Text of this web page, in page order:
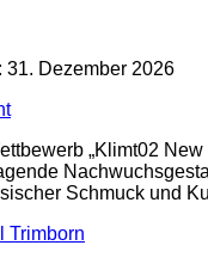
31. Dezember 2026
„Klimt02 New
Schmuck und
Trimborn